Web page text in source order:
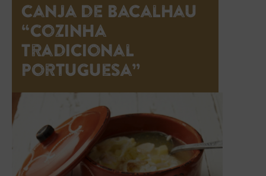
Canja de Bacalhau
“Cozinha
Tradicional
Portuguesa”